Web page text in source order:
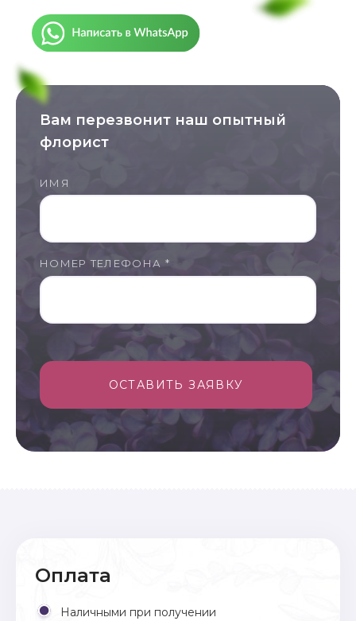
Вам перезвонит наш опытный
флорист
ИМЯ
НОМЕР ТЕЛЕФОНА *
ОСТАВИТЬ ЗАЯВКУ
Оплата
Наличными при получении